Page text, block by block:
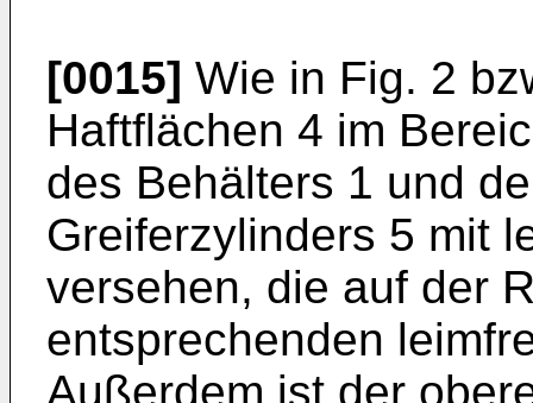
[0015] Wie in Fig. 2
Haftflächen 4 im
des Behälters 1 und
Greiferzylinders 5 mit
versehen, die auf der
entsprechenden
Außerdem ist der